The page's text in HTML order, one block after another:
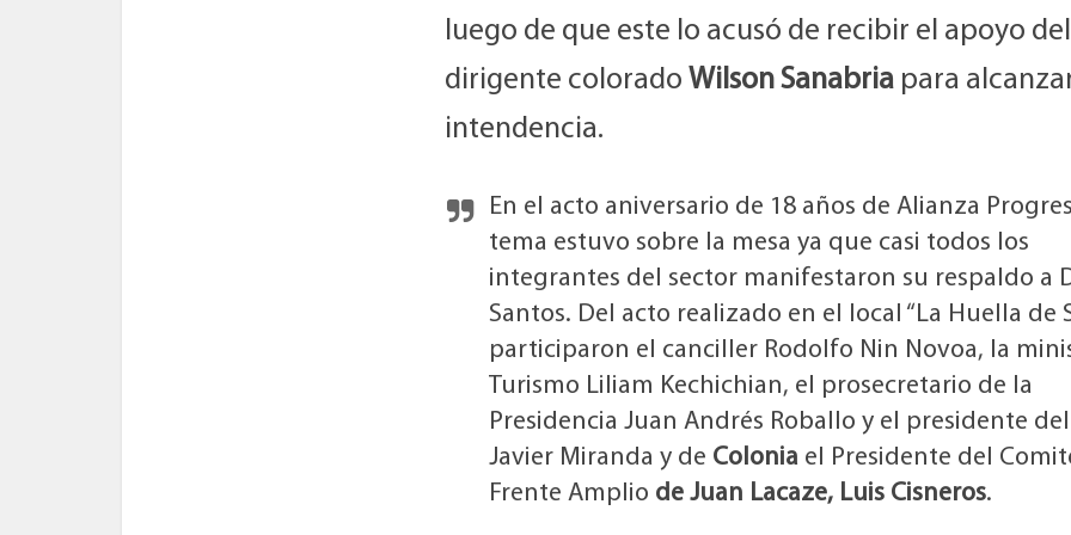
luego de que este lo acusó de recibir el apoyo del
dirigente colorado Wilson Sanabria para
intendencia.
En el acto aniversario de 18 años de Alianza
tema estuvo sobre la mesa ya que casi todos los
integrantes del sector manifestaron su respaldo a
Santos. Del acto realizado en el local “La Huella de
participaron el canciller Rodolfo Nin Novoa, la
Turismo Liliam Kechichian, el prosecretario de la
Presidencia Juan Andrés Roballo y el presidente
Javier Miranda y de Colonia el Presidente del
Frente Amplio de Juan Lacaze, Luis Cisneros.